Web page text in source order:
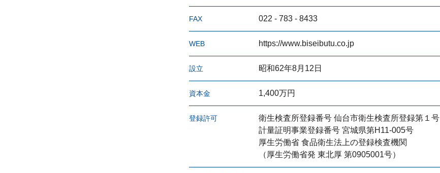
FAX 022 - 783 - 8433
WEB https://www.biseibutu.co.jp
設立 昭和62年8月12日
資本金 1,400万円
登録許可
衛生検査所登録番号 仙台市衛生検査所登録第１号
計量証明事業登録番号 宮城県第H11-005号
厚生労働省 食品衛生法上の登録検査機関
（厚生労働省発 東北厚 第0905001号）